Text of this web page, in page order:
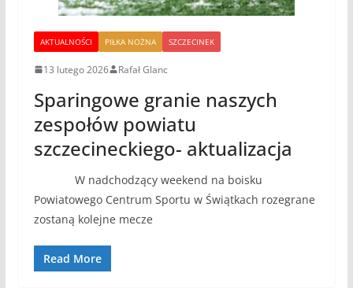
AKTUALNOŚCI PIŁKA NOŻNA SZCZECINEK
13 lutego 2026 Rafał Glanc
Sparingowe granie naszych
zespołów powiatu
szczecineckiego- aktualizacja
W nadchodzący weekend na boisku
Powiatowego Centrum Sportu w Świątkach rozegrane
zostaną kolejne mecze
Read More